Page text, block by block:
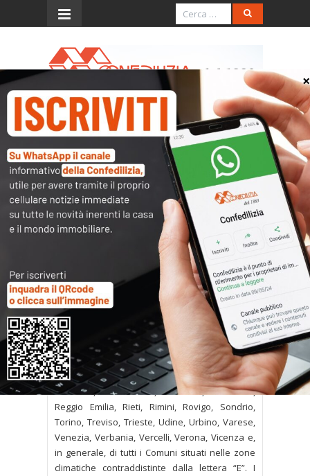
Menu
Prime accensioni dei
riscaldamenti
ATTENZIONE – PER LA STAGIONE
2022/2023 GUARDA QUI LE NOVITÀ
Dal 15 ottobre è possibile l’accensione dei
riscaldamenti per gli abitanti di Alessandria,
Aosta, Arezzo, Asti, Bergamo, Biella, Bologna,
Bolzano, Brescia, Campobasso, Como,
Cremona, Enna, Ferrara, Frosinone, Gorizia,
L’Aquila, Lecco, Lodi, Mantova, Milano, Modena,
Monza, Novara, Padova, Parma, Pavia, Perugia,
Piacenza, Pordenone, Potenza, Ravenna,
Reggio Emilia, Rieti, Rimini, Rovigo, Sondrio,
Torino, Treviso, Trieste, Udine, Urbino, Varese,
Venezia, Verbania, Vercelli, Verona, Vicenza e,
in generale, di tutti i Comuni situati nelle zone
climatiche contraddistinte dalla lettera “E”. I